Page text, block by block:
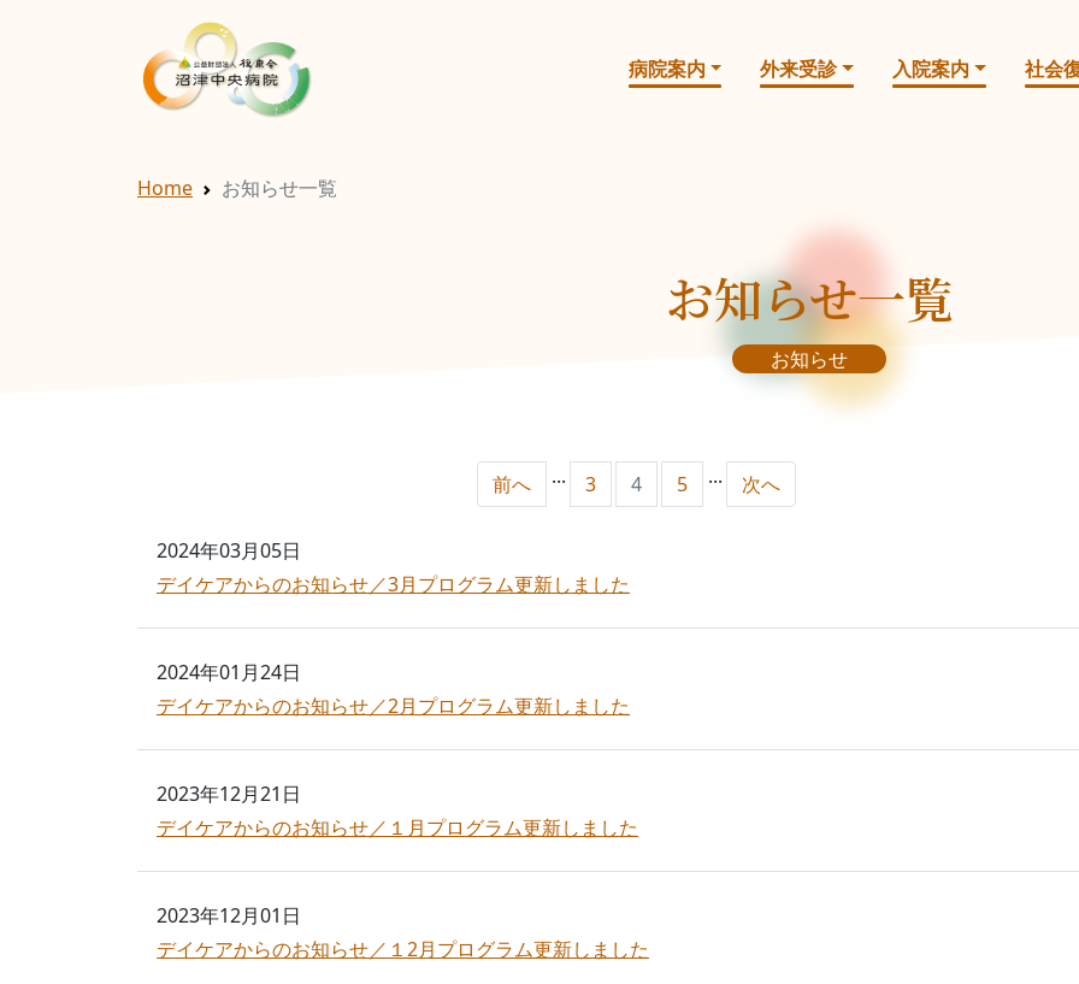
病院案内 外来受診 入院案内 社会
Home お知らせ一覧
お知らせ一覧
お知らせ
前へ ... 3 4 5 ... 次へ
2024年03月05日
デイケアからのお知らせ／3月プログラム更新しました
2024年01月24日
デイケアからのお知らせ／2月プログラム更新しました
2023年12月21日
デイケアからのお知らせ／１月プログラム更新しました
2023年12月01日
デイケアからのお知らせ／１2月プログラム更新しました